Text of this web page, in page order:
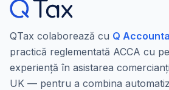
QTax colaborează cu Q
practică reglementată ACCA cu
experiență în asistarea
UK — pentru a combina